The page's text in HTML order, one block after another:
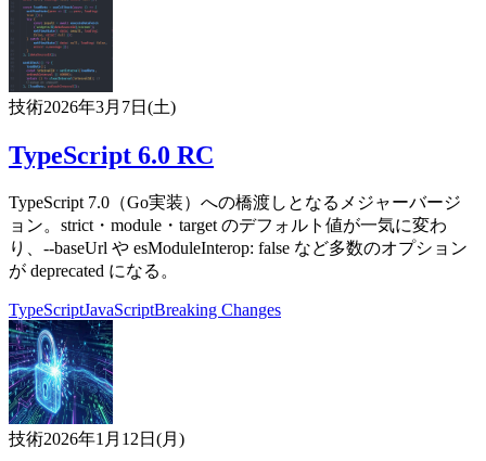
技術2026年3月7日(土)
TypeScript 6.0 RC
TypeScript 7.0（Go実装）への橋渡しとなるメジャーバージ
ョン。strict・module・target のデフォルト値が一気に変わ
り、--baseUrl や esModuleInterop: false など多数のオプション
が deprecated になる。
TypeScriptJavaScriptBreaking Changes
技術2026年1月12日(月)